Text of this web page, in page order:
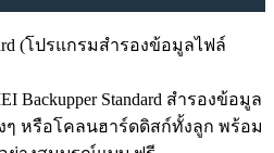
Backupper Standard สำรองข้อมูล
ๆ หรือโคลนฮาร์ดดิสก์ทั้งลูก พร้อม